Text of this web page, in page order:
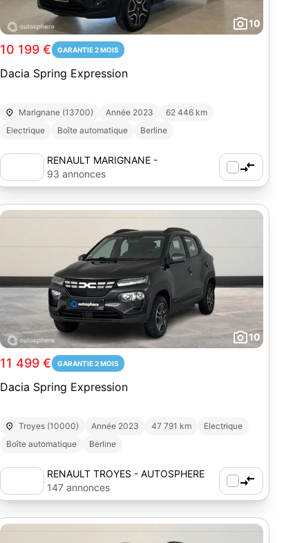
10
10 199 € GARANTIE 2 MOIS
Dacia Spring Expression
Marignane (13700) Année 2023
62 446 km
Electrique
Boîte automatique Berline
RENAULT MARIGNANE -
AUTOSPHERE
93 annonces
10
11 499 € GARANTIE 2 MOIS
Dacia Spring Expression
Troyes (10000) Année 2023 47 791 km
Electrique
Boîte automatique
Berline
RENAULT TROYES - AUTOSPHERE
147 annonces